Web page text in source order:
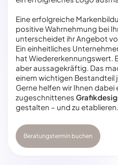
Eine erfolgreiche
positive Wahrnehmung bei
unterscheidet ihr Angebot
Ein einheitliches
hat Wiedererkennungswert.
aber aussagekräftig. Das
einem wichtigen Bestandteil
Gerne helfen wir Ihnen dabei
zugeschnittenes
gestalten – und zu etablieren.
Beratungstermin buchen